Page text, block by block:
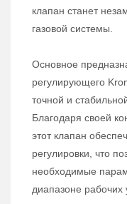
клапан станет
газовой системы.
Основное
регулирующего
точной и
Благодаря своей
этот клапан
регулировки, что
необходимые
диапазоне рабочих